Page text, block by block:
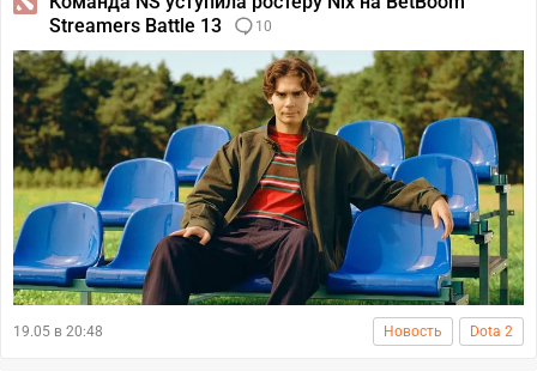
Streamers Battle 13
10
19.05 в 20:48 Новость Dota 2